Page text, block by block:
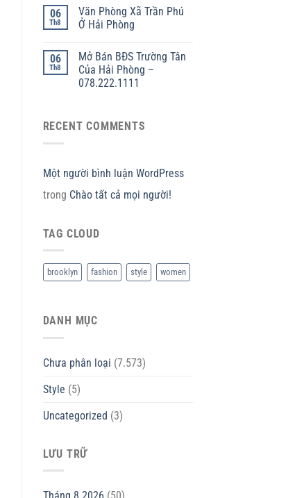
06
Th8
Văn Phòng Xã Trần Phú
Ở Hải Phòng
06
Th8
Mở Bán BĐS Trường Tân
Của Hải Phòng –
078.222.1111
RECENT COMMENTS
Một người bình luận WordPress
trong Chào tất cả mọi người!
TAG CLOUD
brooklyn fashion style women
DANH MỤC
Chưa phân loại (7.573)
Style (5)
Uncategorized (3)
LƯU TRỮ